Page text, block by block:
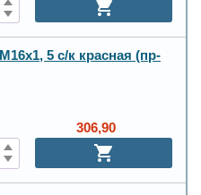
5 с/к красная (пр-
306,90